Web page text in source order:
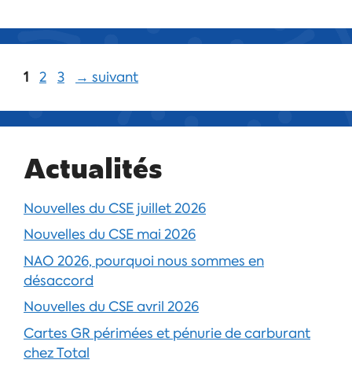
1 2 3 → suivant
Actualités
Nouvelles du CSE juillet 2026
Nouvelles du CSE mai 2026
NAO 2026, pourquoi nous sommes en
désaccord
Nouvelles du CSE avril 2026
Cartes GR périmées et pénurie de carburant
chez Total